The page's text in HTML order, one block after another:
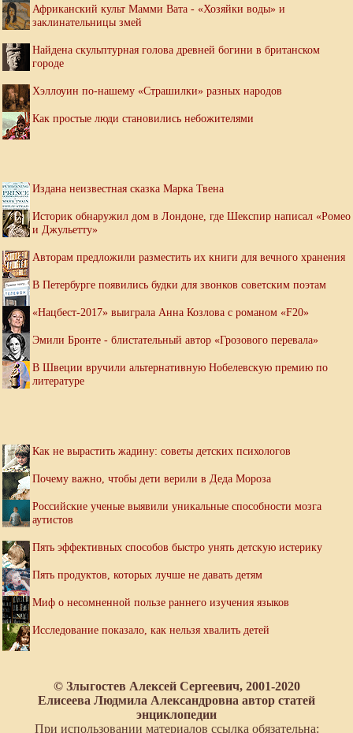
Африканский культ Мамми Вата - «Хозяйки воды» и
заклинательницы змей
Найдена скульптурная голова древней богини в британском
городе
Хэллоуин по-нашему «Страшилки» разных народов
Как простые люди становились небожителями
Издана неизвестная сказка Марка Твена
Историк обнаружил дом в Лондоне, где Шекспир написал «Ромео
и Джульетту»
Авторам предложили разместить их книги для вечного хранения
В Петербурге появились будки для звонков советским поэтам
«Нацбест-2017» выиграла Анна Козлова с романом «F20»
Эмили Бронте - блистательный автор «Грозового перевала»
В Швеции вручили альтернативную Нобелевскую премию по
литературе
Как не вырастить жадину: советы детских психологов
Почему важно, чтобы дети верили в Деда Мороза
Российские ученые выявили уникальные способности мозга
аутистов
Пять эффективных способов быстро унять детскую истерику
Пять продуктов, которых лучше не давать детям
Миф о несомненной пользе раннего изучения языков
Исследование показало, как нельзя хвалить детей
© Злыгостев Алексей Сергеевич, 2001-2020
Елисеева Людмила Александровна автор статей
энциклопедии
При использовании материалов ссылка обязательна: